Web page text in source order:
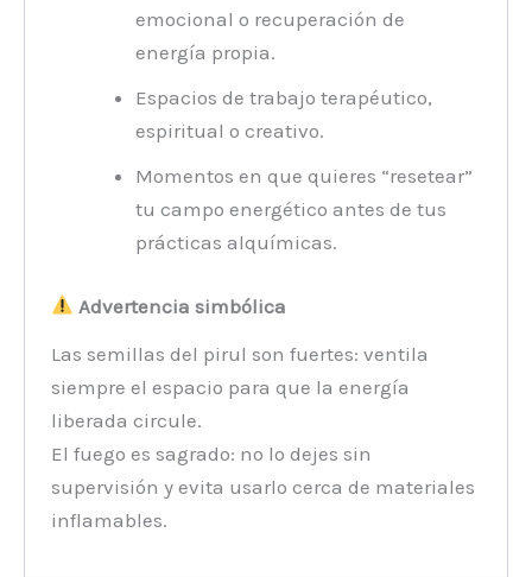
emocional o recuperación de
energía propia.
Espacios de trabajo terapéutico,
espiritual o creativo.
Momentos en que quieres “resetear”
tu campo energético antes de tus
prácticas alquímicas.
Advertencia simbólica
Las semillas del pirul son fuertes: ventila
siempre el espacio para que la energía
liberada circule.
El fuego es sagrado: no lo dejes sin
supervisión y evita usarlo cerca de materiales
inflamables.